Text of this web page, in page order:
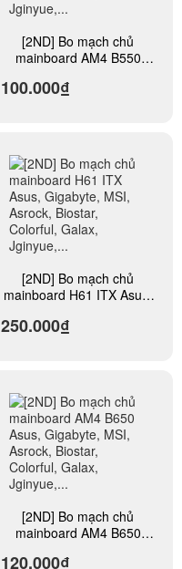
[2ND] Bo mạch chủ
mainboard AM4 B550
Asrock, Biostar, Colorful,
100.000₫
[2ND] Bo mạch chủ
mainboard H61 ITX Asus,
Biostar, Colorful, Galax,
250.000₫
[2ND] Bo mạch chủ
mainboard AM4 B650
Asrock, Biostar, Colorful,
120.000₫